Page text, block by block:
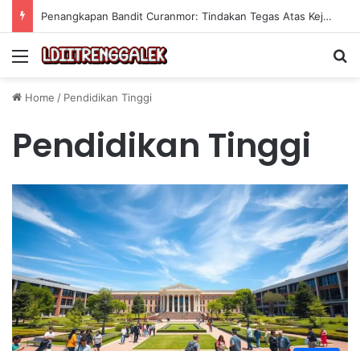
Penangkapan Bandit Curanmor: Tindakan Tegas Atas Kejahatan Sepeda Motor
Menu
Home / Pendidikan Tinggi
Pendidikan Tinggi